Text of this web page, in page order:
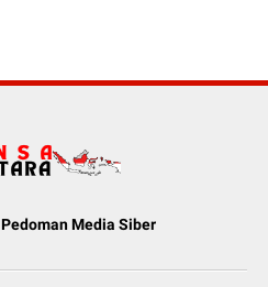
Pedoman Media Siber